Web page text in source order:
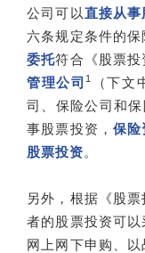
公司可以直接从事
六条规定条件的
委托符合《股票
管理公司1
（下
司、保险公司和
事股票投资，保险
股票投资。
另外，根据《股
者的股票投资可以
网上网下申购、